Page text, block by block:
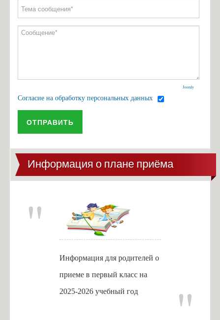
Joomly
Согласие на обработку персональных данных
ОТПРАВИТЬ
Информация о плане приёма
Информация для родителей о
приеме в первый класс на
2025-2026 учебный год